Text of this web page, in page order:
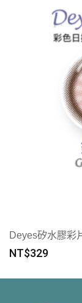
Deyes矽水膠彩
NT$329